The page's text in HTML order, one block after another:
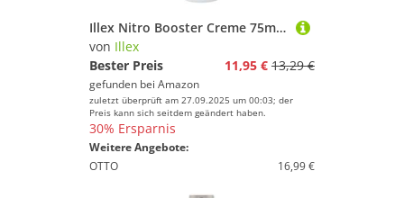
Illex Nitro Booster Creme 75ml - Lockstoff für Fische, Farbe/Geschmack:Weiß/Garlic
von Illex
Bester Preis
11,95 € 13,29 €
gefunden bei Amazon
zuletzt überprüft am 27.09.2025 um 00:03; der
Preis kann sich seitdem geändert haben.
30% Ersparnis
Weitere Angebote:
OTTO
16,99 €